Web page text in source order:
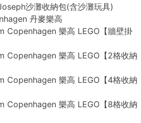
沙灘收納包(含沙灘玩具)
丹麥樂高
Copenhagen 樂高 LEGO【牆壁掛
Copenhagen 樂高 LEGO【2格收納
Copenhagen 樂高 LEGO【4格收納
Copenhagen 樂高 LEGO【8格收納